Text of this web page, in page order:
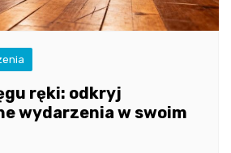
ręki: odkryj
wydarzenia w swoim